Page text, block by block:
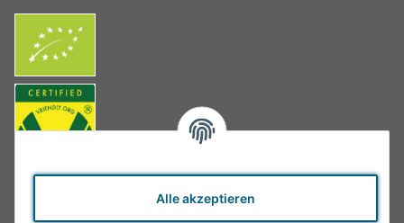
Alle akzeptieren